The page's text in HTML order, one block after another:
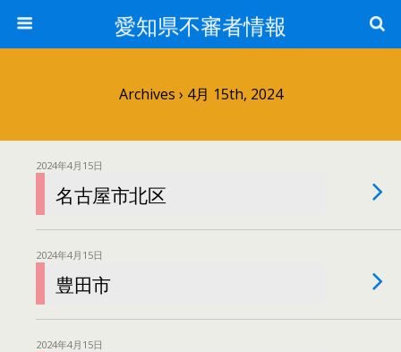
愛知県不審者情報
Archives › 4月 15th, 2024
2024年4月15日
名古屋市北区
2024年4月15日
豊田市
2024年4月15日